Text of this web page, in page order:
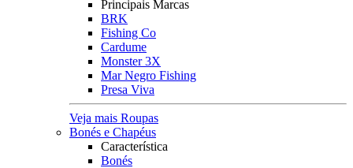
Principais Marcas
BRK
Fishing Co
Cardume
Monster 3X
Mar Negro Fishing
Presa Viva
Veja mais Roupas
Bonés e Chapéus
Característica
Bonés